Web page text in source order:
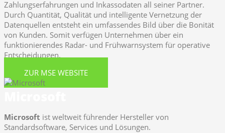
Zahlungserfahrungen und Inkassodaten all seiner Partner.
Durch Quantität, Qualität und intelligente Vernetzung der
Datenquellen entsteht ein umfassendes Bild über die Bonität
von Kunden. Somit verfügen Unternehmen über ein
funktionierendes Radar- und Frühwarnsystem für operative
Entscheidungen.
ZUR MSE WEBSITE
Microsoft ist weltweit führender Hersteller von
Standardsoftware, Services und Lösungen.